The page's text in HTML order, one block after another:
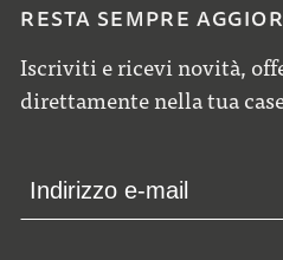
RESTA SEMPRE
Iscriviti e ricevi novità,
direttamente nella tua